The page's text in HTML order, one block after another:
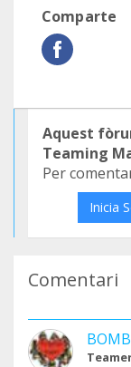
Comparte
Aquest
Teaming
Per
Inicia
Comentari